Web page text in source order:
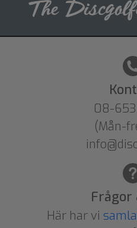
08-
(Mån-
Frågor
Här har vi